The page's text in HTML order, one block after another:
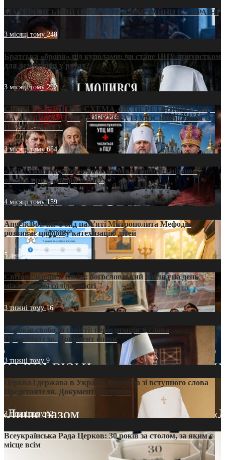
МАТЕРИНСЬКИЙ ОМОРФОР В ЧАС ВІЙНИ В УКРАЇНІ
3 місяці тому248
Братська «броня» під куполами: чи стане ПЦУ прихистком
для дезертирів у рясах?
3 місяці тому292
СВЯТІ УХИЛЯНТИ: СХЕМА, ЯК ПЕРЕТВОРИТИ ПЦУ
НА «ОФШОР» ДЛЯ ДЕЗЕРТИРА ІЗ МОСКОВСЬКОГО
ПАТРІАРХАТУ
3 місяці тому654
«Кейс Тихона» у Тернополі: як Молитовний сніданок
оголив кризу довіри в ПЦУ
4 місяці тому159
AngelicBot: як Фонд пам’яті Митрополита Мефодія
розвиває цифрову катехизацію дітей
5 днів тому9
Світові лідери в Києві: богословський погляд на день
міжнародної солідарності
3 тижні тому16
35 років свободи совісті: періодизація зі слова
Предстоятеля. Документ епохи
3 тижні тому 9
Церква і держава в Україні: формула зі вступного слова
Предстоятеля. Документ доктрини
3 тижні тому12
Всеукраїнська Рада Церков: 30 років за столом, за яким є
місце всім